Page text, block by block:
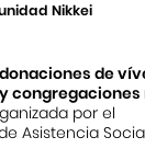
Nikkei
de
congregaciones
por el
Asistencia